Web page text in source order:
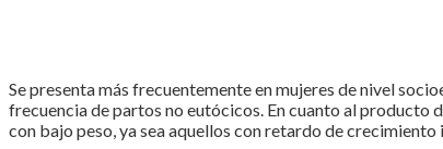
Se presenta más frecuentemente en mujeres de nivel
frecuencia de partos no eutócicos. En cuanto al producto
con bajo peso, ya sea aquellos con retardo de